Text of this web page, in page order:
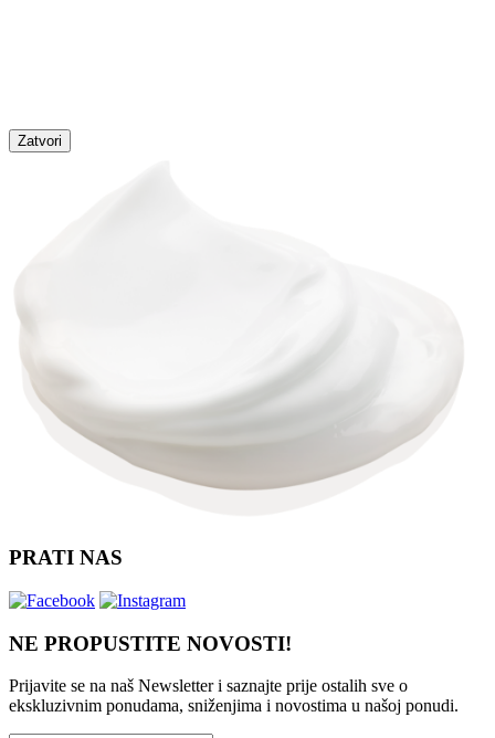
Zatvori
PRATI NAS
NE PROPUSTITE NOVOSTI!
Prijavite se na naš Newsletter i saznajte prije ostalih sve o
ekskluzivnim ponudama, sniženjima i novostima u našoj ponudi.